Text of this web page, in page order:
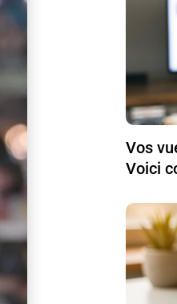
Vos
Voici